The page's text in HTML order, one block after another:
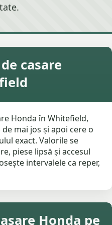
casare
Honda în Whitefield,
mai jos și apoi cere o
exact. Valorile se
piese lipsă și accesul
intervalele ca reper,
Honda pe